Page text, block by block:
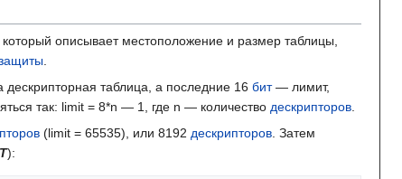
который описывает местоположение и размер таблицы,
таблица, а последние 16 бит— лимит,
так: limit = 8*n — 1, где n — количество дескрипторов
(limit = 65535), или 8192 дескрипторов . Затем
):